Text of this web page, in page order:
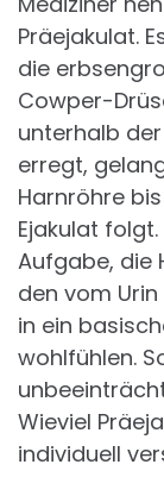
Präejakulat.
die
Cowper-
unterhalb
erregt,
Harnröhre
Ejakulat
Aufgabe, die
den vom
in ein
wohlfühlen.
Wieviel
individuell